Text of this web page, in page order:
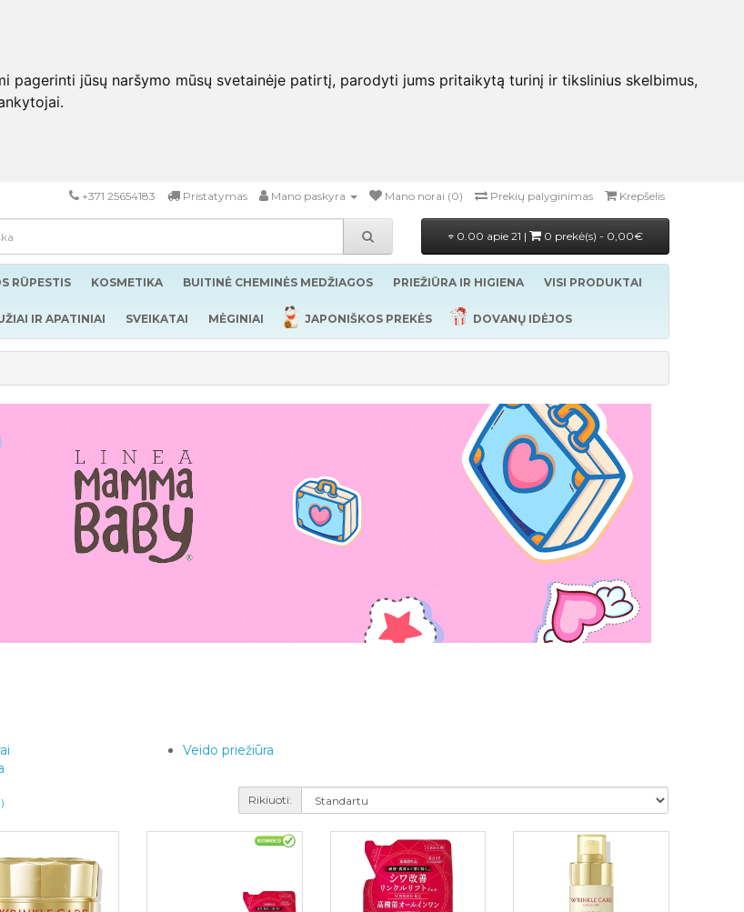
pagerinti jūsų naršymo mūsų svetainėje patirtį, parodyti jums pritaikytą turinį ir tikslinius skelbimus,
+371 25654183 Pristatymas Mano paskyra Mano norai (0) Prekių palyginimas Krepšelis
0.00 apie 21 | 0 prekė(s) - 0,00€
RŪPESTIS KOSMETIKA BUITINĖ CHEMINĖS MEDŽIAGOS PRIEŽIŪRA IR HIGIENA VISI PRODUKTAI
IR APATINIAI SVEIKATAI MĖGINIAI JAPONIŠKOS PREKĖS DOVANŲ IDĖJOS
Veido priežiūra
Rikiuoti: